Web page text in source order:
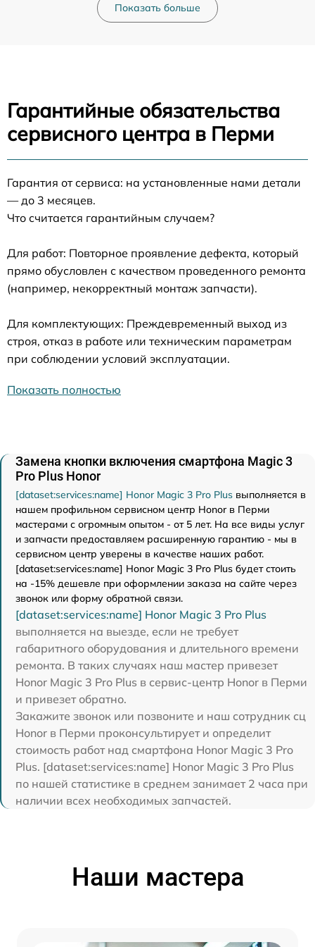
Показать больше
Гарантийные обязательства
сервисного центра в Перми
Гарантия от сервиса: на установленные нами детали
— до 3 месяцев.
Что считается гарантийным случаем?
Для работ: Повторное проявление дефекта, который
прямо обусловлен с качеством проведенного ремонта
(например, некорректный монтаж запчасти).
Для комплектующих: Преждевременный выход из
строя, отказ в работе или техническим параметрам
при соблюдении условий эксплуатации.
Показать полностью
Замена кнопки включения смартфона Magic 3
Pro Plus Honor
[dataset:services:name] Honor Magic 3 Pro Plus выполняется в
нашем профильном сервисном центр Honor в Перми
мастерами с огромным опытом - от 5 лет. На все виды услуг
и запчасти предоставляем расширенную гарантию - мы в
сервисном центр уверены в качестве наших работ.
[dataset:services:name] Honor Magic 3 Pro Plus будет стоить
на -15% дешевле при оформлении заказа на сайте через
звонок или форму обратной связи.
[dataset:services:name] Honor Magic 3 Pro Plus
выполняется на выезде, если не требует
габаритного оборудования и длительного времени
ремонта. В таких случаях наш мастер привезет
Honor Magic 3 Pro Plus в сервис-центр Honor в Перми
и привезет обратно.
Закажите звонок или позвоните и наш сотрудник сц
Honor в Перми проконсультирует и определит
стоимость работ над смартфона Honor Magic 3 Pro
Plus. [dataset:services:name] Honor Magic 3 Pro Plus
по нашей статистике в среднем занимает 2 часа при
наличии всех необходимых запчастей.
Наши мастера